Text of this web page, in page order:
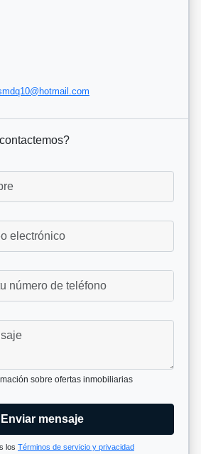
sobre ofertas inmobiliarias
Enviar mensaje
los Términos de servicio y privacidad